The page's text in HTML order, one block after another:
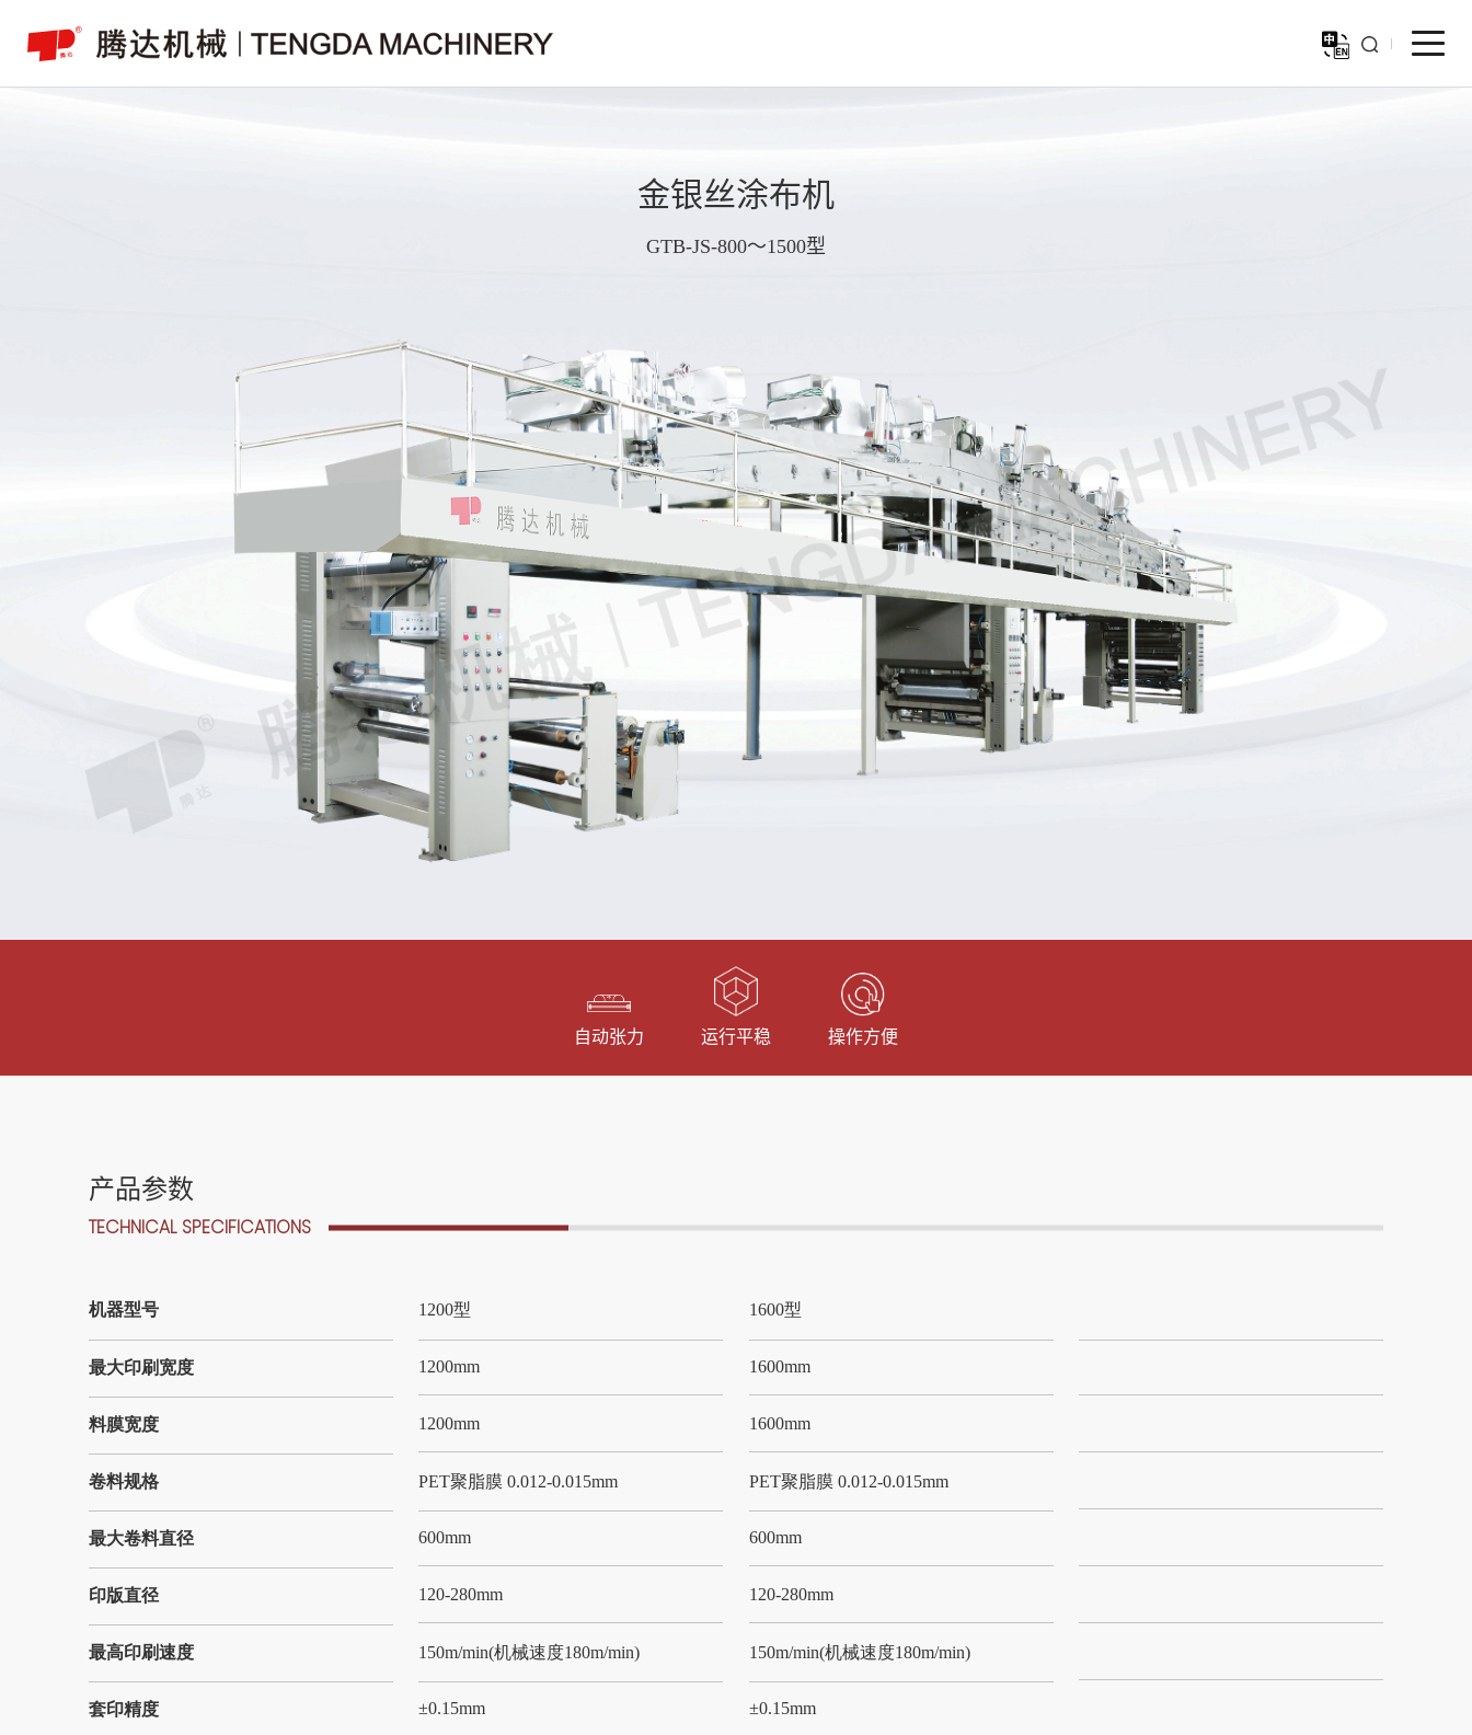
金银丝涂布机
GTB-JS-800～1500型
自动张力 运行平稳 操作方便
产品参数
TECHNICAL SPECIFICATIONS
机器型号 1200型 1600型
最大印刷宽度 1200mm 1600mm
料膜宽度 1200mm 1600mm
卷料规格 PET聚脂膜 0.012-0.015mm PET聚脂膜 0.012-0.015mm
最大卷料直径 600mm 600mm
印版直径 120-280mm 120-280mm
最高印刷速度 150m/min(机械速度180m/min) 150m/min(机械速度180m/min)
套印精度 ±0.15mm ±0.15mm